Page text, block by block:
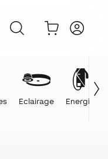
Eclairage Energie